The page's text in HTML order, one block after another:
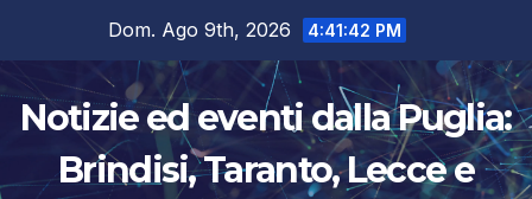
contenuto
Dom. Ago 9th, 2026 4:41:42 PM
Notizie ed eventi dalla Puglia:
Brindisi, Taranto, Lecce e